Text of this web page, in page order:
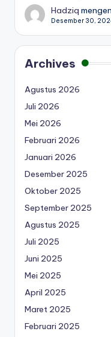
Hadziq
Desember 30,
Archives
Agustus 2026
Juli 2026
Mei 2026
Februari 2026
Januari 2026
Desember 2025
Oktober 2025
September 2025
Agustus 2025
Juli 2025
Juni 2025
Mei 2025
April 2025
Maret 2025
Februari 2025